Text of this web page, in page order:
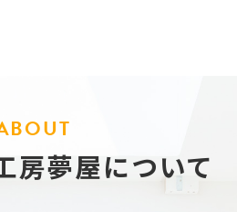
房夢屋について